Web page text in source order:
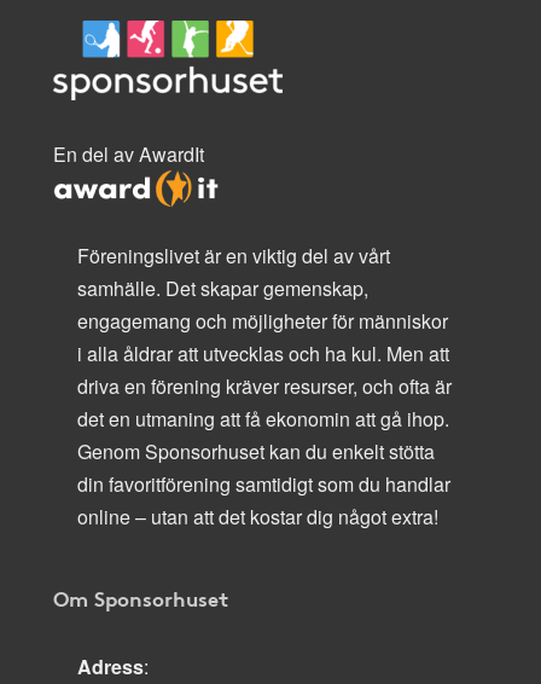
En del av AwardIt
Föreningslivet är en viktig del av vårt
samhälle. Det skapar gemenskap,
engagemang och möjligheter för människor
i alla åldrar att utvecklas och ha kul. Men att
driva en förening kräver resurser, och ofta är
det en utmaning att få ekonomin att gå ihop.
Genom Sponsorhuset kan du enkelt stötta
din favoritförening samtidigt som du handlar
online – utan att det kostar dig något extra!
Om Sponsorhuset
Adress: